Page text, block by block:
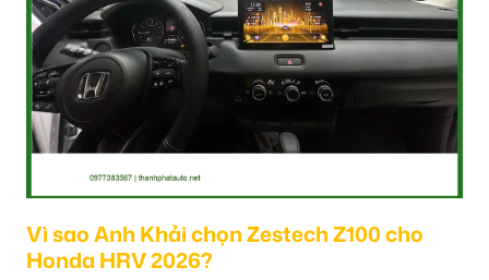
Vì sao Anh Khải chọn Zestech Z100 cho
Honda HRV 2026?